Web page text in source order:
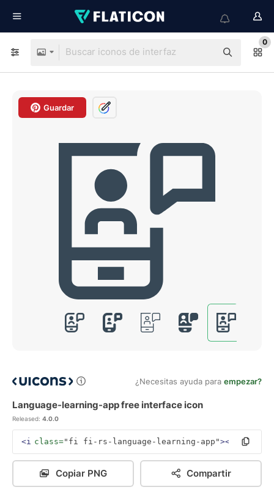
0
Guardar
¿Necesitas ayuda para empezar?
Language-learning-app free interface icon
Released: 4.0.0
<i class="fi fi-rs-language-learning-app"></i>
Copiar PNG Compartir